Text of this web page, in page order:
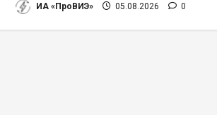
ИА «ПроВИЭ» 05.08.2026 0